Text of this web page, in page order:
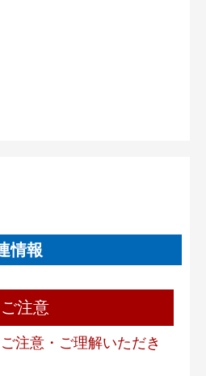
情報
ご注意
注意・ご理解いただき